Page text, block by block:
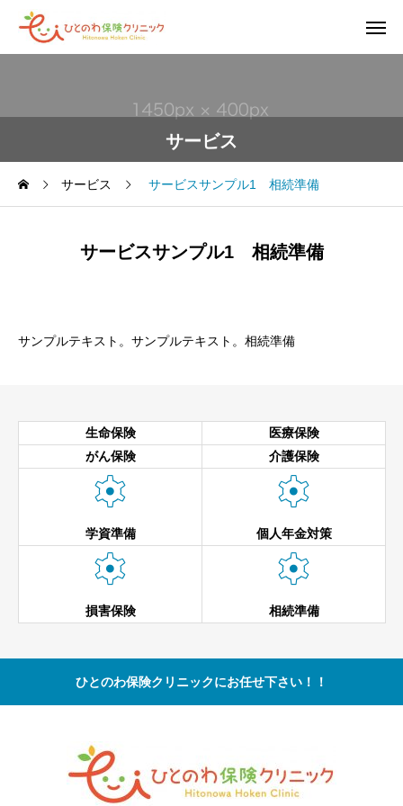
サービス
サービス サービスサンプル1 相続準備
サービスサンプル1 相続準備
サンプルテキスト。サンプルテキスト。相続準備
生命保険
医療保険
がん保険
介護保険

学資準備

個人年金対策

損害保険

相続準備
ひとのわ保険クリニックにお任せ下さい！！